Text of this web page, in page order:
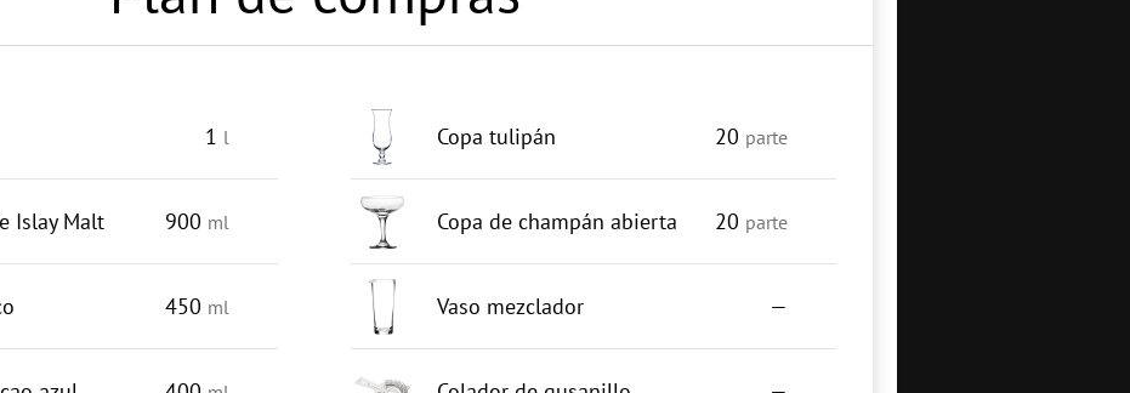
1 l
Islay Malt 900 ml
450 ml
Copa tulipán 20 parte
Copa de champán abierta 20 parte
Vaso mezclador —